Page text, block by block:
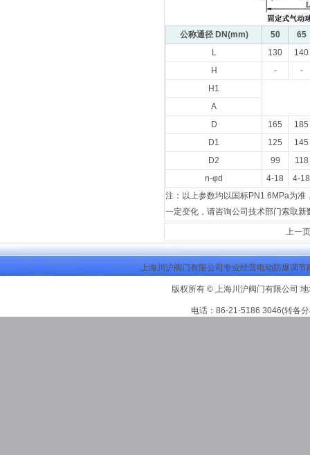
公称通径 DN(mm) 50
65
L
130
140
H
-
-
H1
A
D
165
185
D1
125
145
D2
99
118
n-φd
4-18
4-18
注：以上参数均以国标PN1.6MPa为
一定变化，请咨询公司技术部门索取新
上一
上海川沪阀门有限公司专业经营电动防爆调
版权所有 © 上海川沪阀门有限公司
电话：86-21-5186 3046(转各